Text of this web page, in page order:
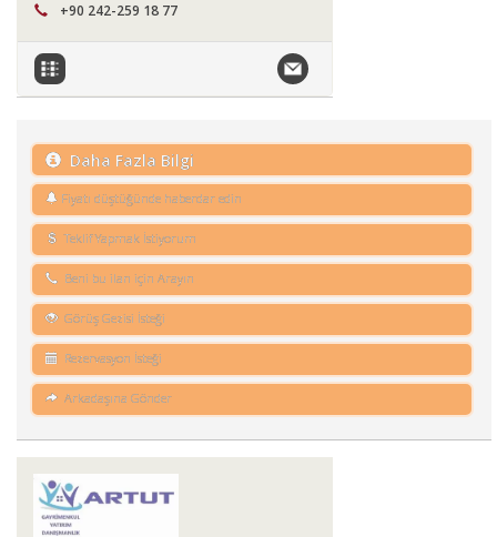
+90 242-259 18 77
Daha Fazla Bilgi
Fiyatı düştüğünde haberdar edin
Teklif Yapmak İstiyorum
Beni bu ilan için Arayın
Görüş Gezisi İsteği
Rezervasyon İsteği
Arkadaşına Gönder